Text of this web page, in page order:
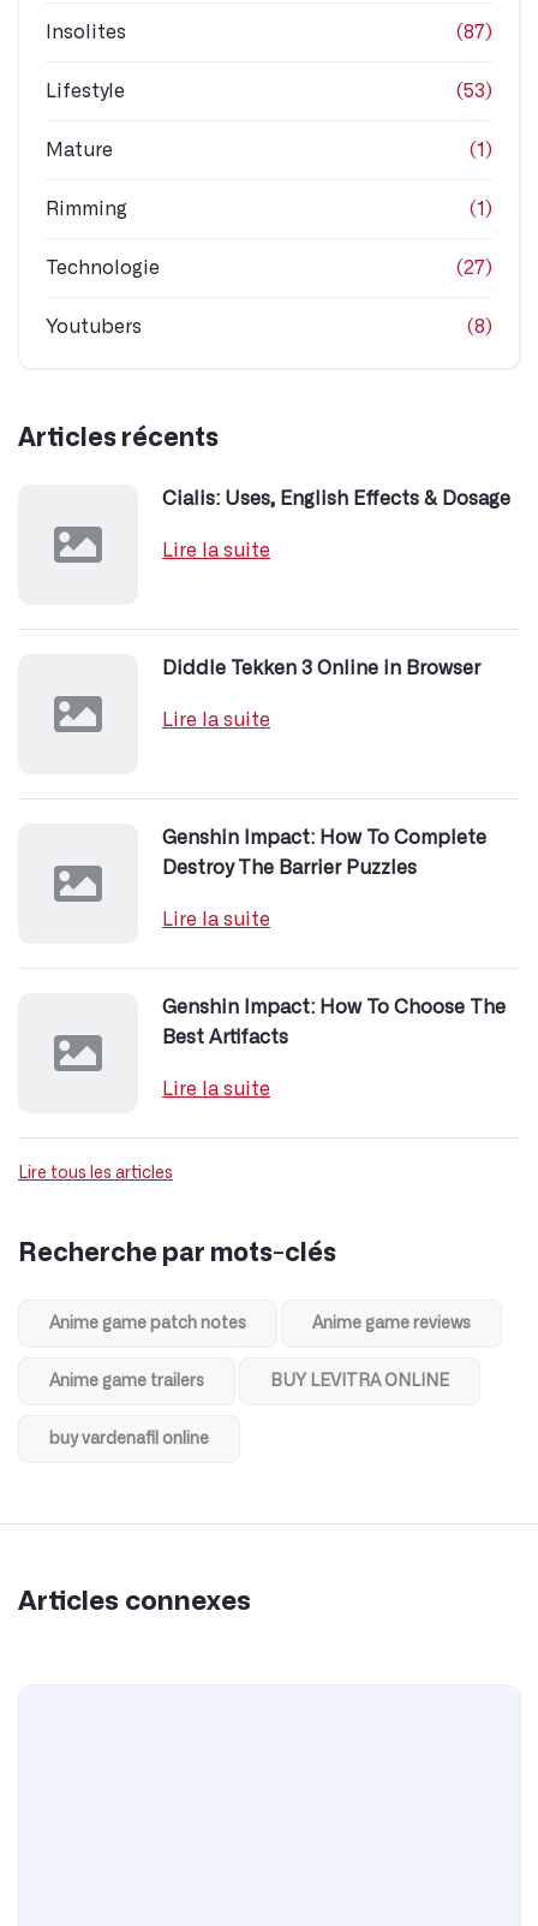
Insolites (87)
Lifestyle (53)
Mature (1)
Rimming (1)
Technologie (27)
Youtubers (8)
Articles récents
Cialis: Uses, English Effects & Dosage
Lire la suite
Diddle Tekken 3 Online in Browser
Lire la suite
Genshin Impact: How To Complete
Destroy The Barrier Puzzles
Lire la suite
Genshin Impact: How To Choose The
Best Artifacts
Lire la suite
Lire tous les articles
Recherche par mots-clés
Anime game patch notes Anime game reviews
Anime game trailers BUY LEVITRA ONLINE
buy vardenafil online
Articles connexes